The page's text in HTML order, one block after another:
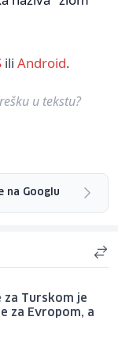
ili Android.
u tekstu?
na Googlu
za Turskom je
za Evropom, a